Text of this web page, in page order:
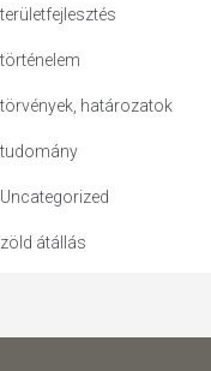
területfejlesztés
történelem
törvények, határozatok
tudomány
Uncategorized
zöld átállás